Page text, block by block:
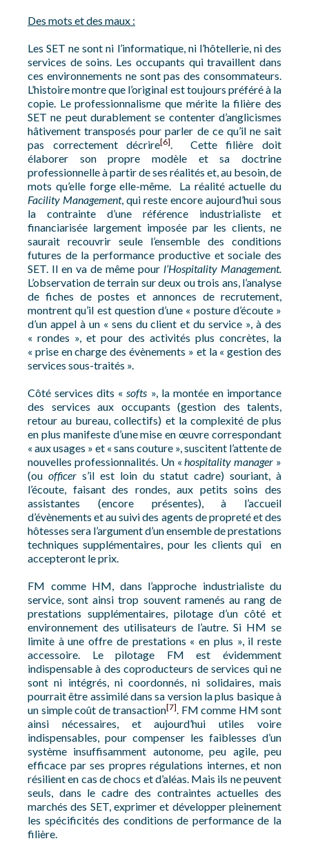
Des mots et des maux :
Les SET ne sont ni l’informatique, ni l’hôtellerie, ni des
services de soins. Les occupants qui travaillent dans
ces environnements ne sont pas des consommateurs.
L’histoire montre que l’original est toujours préféré à la
copie. Le professionnalisme que mérite la filière des
SET ne peut durablement se contenter d’anglicismes
hâtivement transposés pour parler de ce qu’il ne sait
pas correctement décrire[6]. Cette filière doit
élaborer son propre modèle et sa doctrine
professionnelle à partir de ses réalités et, au besoin, de
mots qu’elle forge elle-même. La réalité actuelle du
Facility Management, qui reste encore aujourd’hui sous
la contrainte d’une référence industrialiste et
financiarisée largement imposée par les clients, ne
saurait recouvrir seule l’ensemble des conditions
futures de la performance productive et sociale des
SET. Il en va de même pour l’Hospitality Management.
L’observation de terrain sur deux ou trois ans, l’analyse
de fiches de postes et annonces de recrutement,
montrent qu’il est question d’une « posture d’écoute »
d’un appel à un « sens du client et du service », à des
« rondes », et pour des activités plus concrètes, la
« prise en charge des évènements » et la « gestion des
services sous-traités ».
Côté services dits «softs », la montée en importance
des services aux occupants (gestion des talents,
retour au bureau, collectifs) et la complexité de plus
en plus manifeste d’une mise en œuvre correspondant
« aux usages » et « sans couture », suscitent l’attente de
nouvelles professionnalités. Un «hospitality manager »
(ou officer s’il est loin du statut cadre) souriant, à
l’écoute, faisant des rondes, aux petits soins des
assistantes (encore présentes), à l’accueil
d’évènements et au suivi des agents de propreté et des
hôtesses sera l’argument d’un ensemble de prestations
techniques supplémentaires, pour les clients qui en
accepteront le prix.
FM comme HM, dans l’approche industrialiste du
service, sont ainsi trop souvent ramenés au rang de
prestations supplémentaires, pilotage d’un côté et
environnement des utilisateurs de l’autre. Si HM se
limite à une offre de prestations « en plus », il reste
accessoire. Le pilotage FM est évidemment
indispensable à des coproducteurs de services qui ne
sont ni intégrés, ni coordonnés, ni solidaires, mais
pourrait être assimilé dans sa version la plus basique à
un simple coût de transaction[7]. FM comme HM sont
ainsi nécessaires, et aujourd’hui utiles voire
indispensables, pour compenser les faiblesses d’un
système insuffisamment autonome, peu agile, peu
efficace par ses propres régulations internes, et non
résilient en cas de chocs et d’aléas. Mais ils ne peuvent
seuls, dans le cadre des contraintes actuelles des
marchés des SET, exprimer et développer pleinement
les spécificités des conditions de performance de la
filière.